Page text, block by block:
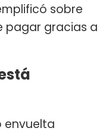
sobre
pagar gracias a
envuelta